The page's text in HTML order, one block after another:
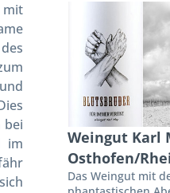
mit
bei
im
Weingut Karl
Osthofen/
Das Weingut mit